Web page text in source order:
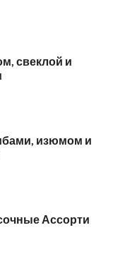
свеклой и
изюмом и
Ассорти